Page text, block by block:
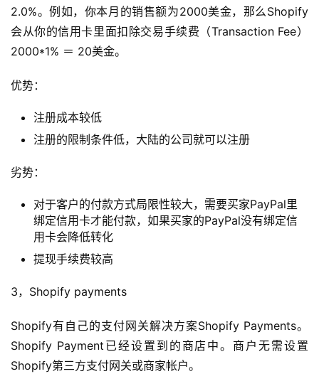
2.0%。例如，你本月的销售额为2000美金，那么Shopify
会从你的信用卡里面扣除交易手续费（Transaction Fee）
2000*1% ＝ 20美金。
优势：
注册成本较低
注册的限制条件低，大陆的公司就可以注册
劣势：
对于客户的付款方式局限性较大，需要买家PayPal里
绑定信用卡才能付款，如果买家的PayPal没有绑定信
用卡会降低转化
提现手续费较高
3，Shopify payments
Shopify有自己的支付网关解决方案Shopify Payments。
Shopify Payment已经设置到的商店中。商户无需设置
Shopify第三方支付网关或商家帐户。